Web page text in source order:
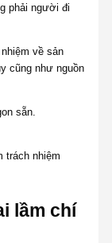
phải người đi
về sản
cũng như nguồn
sẵn.
trách nhiệm
lầm chí